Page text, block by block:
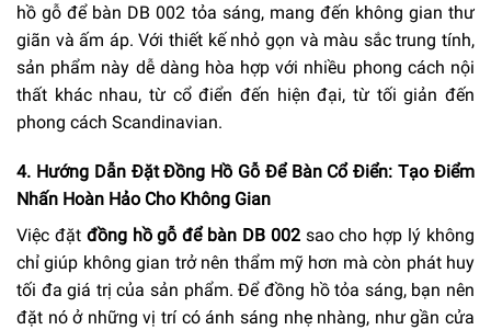
hồ gỗ để bàn DB 002 tỏa sáng, mang đến không gian thư
giãn và ấm áp. Với thiết kế nhỏ gọn và màu sắc trung tính,
sản phẩm này dễ dàng hòa hợp với nhiều phong cách nội
thất khác nhau, từ cổ điển đến hiện đại, từ tối giản đến
phong cách Scandinavian.
4. Hướng Dẫn Đặt Đồng Hồ Gỗ Để Bàn Cổ Điển: Tạo Điểm
Nhấn Hoàn Hảo Cho Không Gian
Việc đặt đồng hồ gỗ để bàn DB 002sao cho hợp lý không
chỉ giúp không gian trở nên thẩm mỹ hơn mà còn phát huy
tối đa giá trị của sản phẩm. Để đồng hồ tỏa sáng, bạn nên
đặt nó ở những vị trí có ánh sáng nhẹ nhàng, như gần cửa